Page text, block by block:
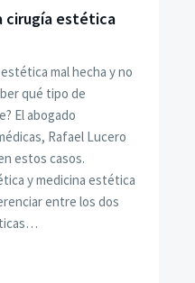
cirugía estética
mal hecha y no
qué tipo de
El abogado
Rafael Lucero
estos casos.
y medicina estética
entre los dos